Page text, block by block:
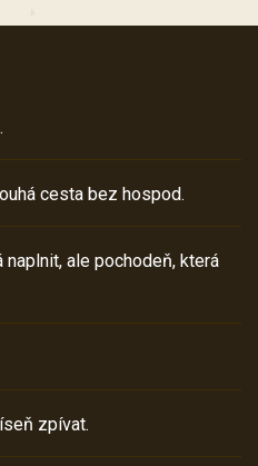
cesta bez hospod.
ale pochodeň, která
zpívat.